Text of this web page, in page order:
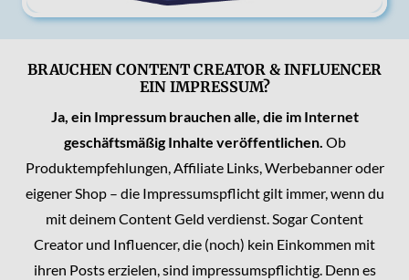
BRAUCHEN CONTENT CREATOR & INFLUENCER
EIN IMPRESSUM?
Ja, ein Impressum brauchen alle, die im Internet
geschäftsmäßig Inhalte veröffentlichen. Ob
Produktempfehlungen, Affiliate Links, Werbebanner oder
eigener Shop – die Impressumspflicht gilt immer, wenn du
mit deinem Content Geld verdienst. Sogar Content
Creator und Influencer, die (noch) kein Einkommen mit
ihren Posts erzielen, sind impressumspflichtig. Denn es